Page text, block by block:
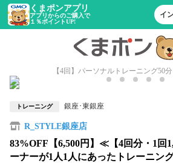
くまポンアプリ
アプリからのご購入で
１％ポイントUP!
イ
【4回】パーソナルトレーニング50
トレーニング 銀座･東銀座
R_STYLE銀座店
83%OFF【6,500円】≪【4回分・1回
ーナーが1人1人にあったトレーニン